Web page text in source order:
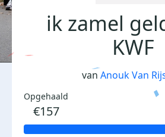
ik zamel
KWF
van Anouk Van
Opgehaald
€157